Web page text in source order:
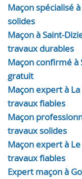
Maçon spécialisé
solides
Maçon à Saint-
travaux durables
Maçon confirmé à
gratuit
Maçon expert à
travaux fiables
Maçon
travaux solides
Maçon expert à
travaux fiables
Expert maçon à